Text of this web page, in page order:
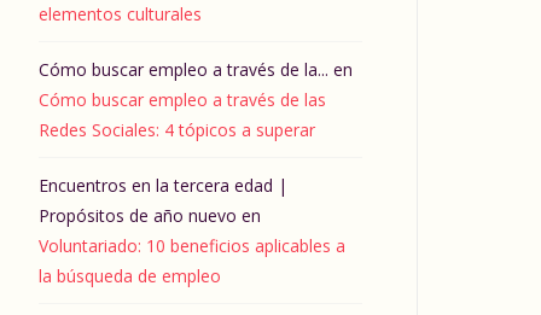
elementos culturales
Cómo buscar empleo a través de la... en
Cómo buscar empleo a través de las
Redes Sociales: 4 tópicos a superar
Encuentros en la tercera edad |
Propósitos de año nuevo en
Voluntariado: 10 beneficios aplicables a
la búsqueda de empleo